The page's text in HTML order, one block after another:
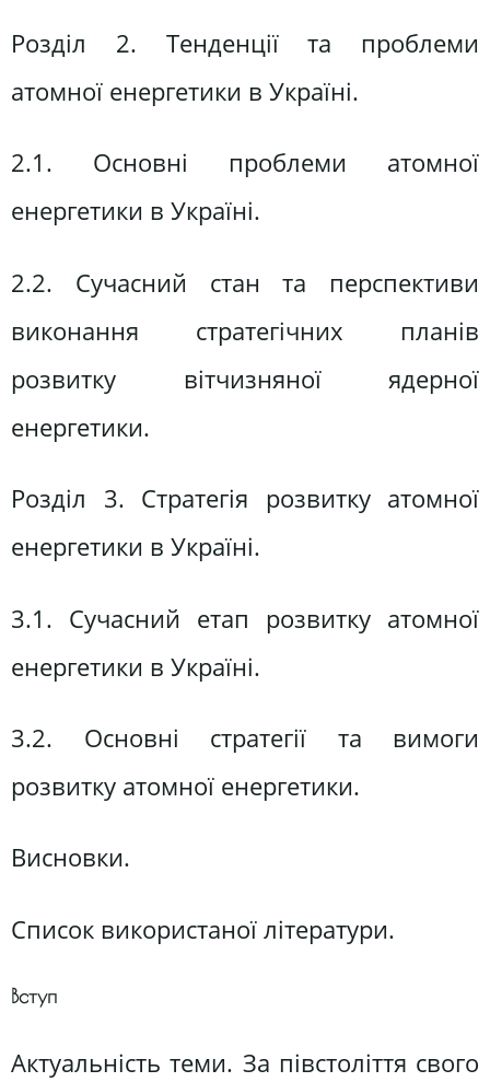
Розділ 2. Тенденції та проблеми
атомної енергетики в Україні.
2.1. Основні проблеми атомної
енергетики в Україні.
2.2. Сучасний стан та перспективи
виконання стратегічних планів
розвитку вітчизняної ядерної
енергетики.
Розділ 3. Стратегія розвитку атомної
енергетики в Україні.
3.1. Сучасний етап розвитку атомної
енергетики в Україні.
3.2. Основні стратегії та вимоги
розвитку атомної енергетики.
Висновки.
Список використаної літератури.
Вступ
Актуальність теми. За півстоліття свого